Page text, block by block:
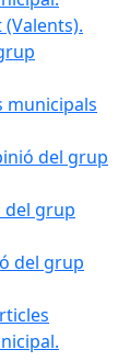
municipals
del grup
del grup
del grup